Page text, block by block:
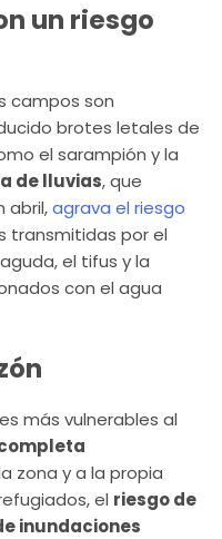
un riesgo
campos son
brotes letales de
el sarampión y la
de lluvias, que
abril,agrava el riesgo
transmitidas por el
el tifus y la
con el agua
más vulnerables al
zona y a la propia
el riesgo de
inundaciones